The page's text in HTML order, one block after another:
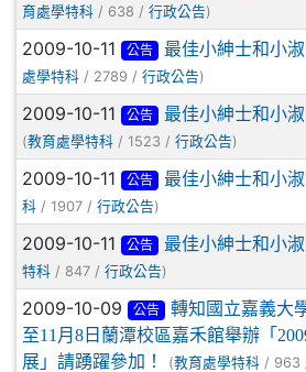
育處學特科 / 638 / 行政公告)
2009-10-11 公告 最佳小紳士和小
處學特科 / 2789 / 行政公告)
2009-10-11 公告 最佳小紳士和小
(教育處學特科 / 1523 / 行政公告)
2009-10-11 公告 最佳小紳士和小
科 / 1907 / 行政公告)
2009-10-11 公告 最佳小紳士和小
特科 / 847 / 行政公告)
2009-10-09 公告
轉知國立嘉義大
至11月8日蘭潭校區嘉禾館舉辦「
展」請踴躍參加！
(教育處學特科 / 963